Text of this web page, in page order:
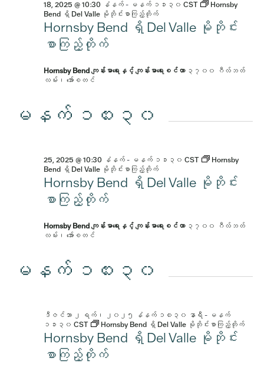
Hornsby Bend ရှိ Del Valle မိုဘိုင်း
စာကြည့်တိုက်
18, 2025 @ 10:30 နံနက်- မနက် ၁၁း၃၀ CST
Hornsby
Bend ရှိ Del Valle မိုဘိုင်းစာကြည့်တိုက်
Hornsby Bend ကျန်းမာရေးနှင့် ကျန်းမာရေးစင်တာ ၃၇၀၀ ဂီလ်ဘတ်
လမ်း၊ အော်စတင်
မနက် ၁၀း၃၀
Hornsby Bend ရှိ Del Valle မိုဘိုင်း
စာကြည့်တိုက်
25, 2025 @ 10:30 နံနက်- မနက် ၁၁း၃၀ CST
Hornsby
Bend ရှိ Del Valle မိုဘိုင်းစာကြည့်တိုက်
Hornsby Bend ကျန်းမာရေးနှင့် ကျန်းမာရေးစင်တာ ၃၇၀၀ ဂီလ်ဘတ်
လမ်း၊ အော်စတင်
မနက် ၁၀း၃၀
Hornsby Bend ရှိ Del Valle မိုဘိုင်း
စာကြည့်တိုက်
ဒီဇင်ဘာ ၂ ရက်၊ ၂၀၂၅ နံနက် ၁၀း၃၀ နာရီ - မနက်
၁၁း၃၀ CST Hornsby Bend ရှိ Del Valle မိုဘိုင်းစာကြည့်တိုက်